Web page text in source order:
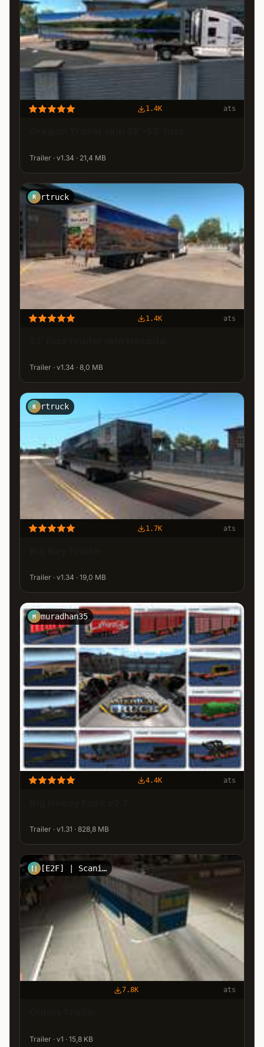
1.4K ats
Trailer · v1.34 · 21,4 MB
R rtruck
1.4K ats
Trailer · v1.34 · 8,0 MB
R rtruck
1.7K ats
Trailer · v1.34 · 19,0 MB
M muradhan35
4.4K ats
Trailer · v1.31 · 828,8 MB
[| [E2F] | ScaniaFahrer27
7.8K ats
Trailer · v1 · 15,8 KB